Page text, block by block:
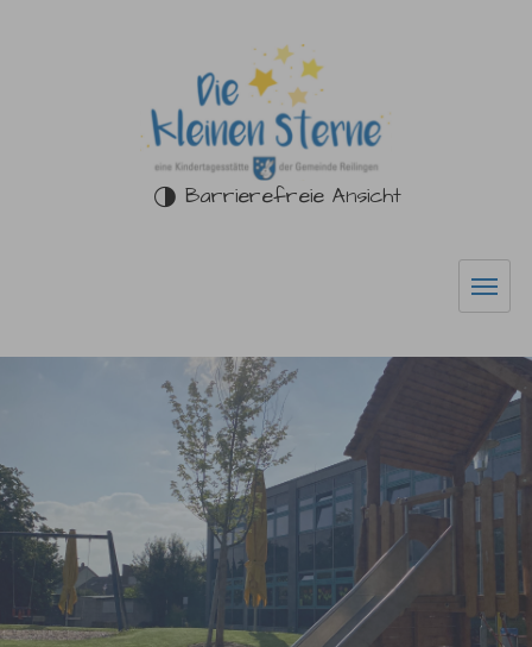
Barrierefreie Ansicht